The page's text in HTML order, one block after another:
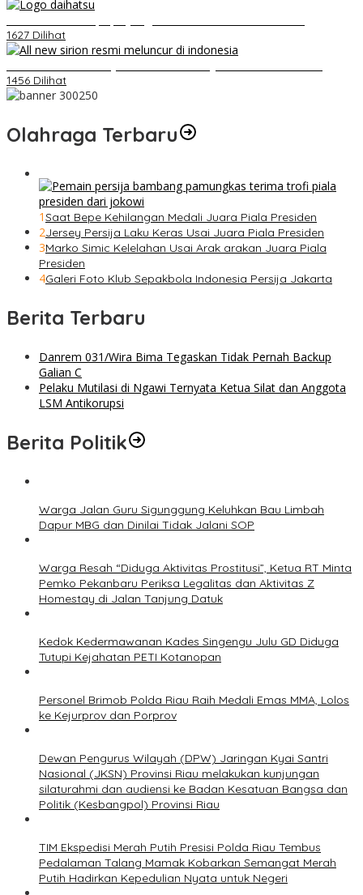
1627 Dilihat
1456 Dilihat
Olahraga Terbaru
1Saat Bepe Kehilangan Medali Juara Piala Presiden
2Jersey Persija Laku Keras Usai Juara Piala Presiden
3Marko Simic Kelelahan Usai Arak arakan Juara Piala
Presiden
4Galeri Foto Klub Sepakbola Indonesia Persija Jakarta
Berita Terbaru
Danrem 031/Wira Bima Tegaskan Tidak Pernah Backup
Galian C
Pelaku Mutilasi di Ngawi Ternyata Ketua Silat dan Anggota
LSM Antikorupsi
Berita Politik
Warga Jalan Guru Sigunggung Keluhkan Bau Limbah
Dapur MBG dan Dinilai Tidak Jalani SOP
Warga Resah “Diduga Aktivitas Prostitusi”, Ketua RT Minta
Pemko Pekanbaru Periksa Legalitas dan Aktivitas Z
Homestay di Jalan Tanjung Datuk
Kedok Kedermawanan Kades Singengu Julu GD Diduga
Tutupi Kejahatan PETI Kotanopan
Personel Brimob Polda Riau Raih Medali Emas MMA, Lolos
ke Kejurprov dan Porprov
Dewan Pengurus Wilayah (DPW) Jaringan Kyai Santri
Nasional (JKSN) Provinsi Riau melakukan kunjungan
silaturahmi dan audiensi ke Badan Kesatuan Bangsa dan
Politik (Kesbangpol) Provinsi Riau
TIM Ekspedisi Merah Putih Presisi Polda Riau Tembus
Pedalaman Talang Mamak Kobarkan Semangat Merah
Putih Hadirkan Kepedulian Nyata untuk Negeri